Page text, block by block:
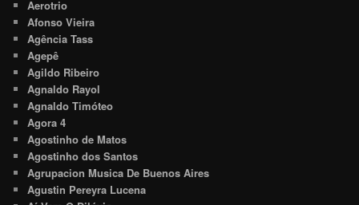
Aerotrio
Afonso Vieira
Agência Tass
Agepê
Agildo Ribeiro
Agnaldo Rayol
Agnaldo Timóteo
Agora 4
Agostinho de Matos
Agostinho dos Santos
Agrupacion Musica De Buenos Aires
Agustin Pereyra Lucena